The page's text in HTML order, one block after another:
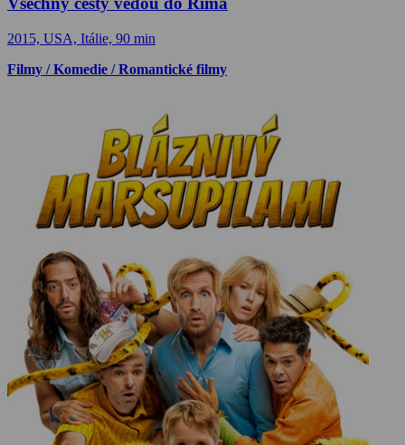
2015, USA, Itálie, 90 min
Filmy / Komedie / Romantické filmy